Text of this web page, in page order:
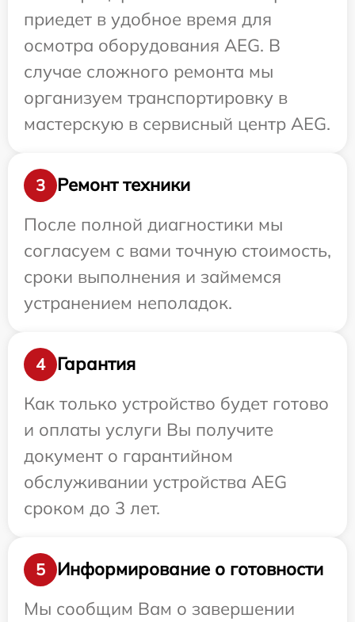
приедет в удобное время для
осмотра оборудования AEG. В
случае сложного ремонта мы
организуем транспортировку в
мастерскую в сервисный центр AEG.
3
Ремонт техники
После полной диагностики мы
согласуем с вами точную стоимость,
сроки выполнения и займемся
устранением неполадок.
4
Гарантия
Как только устройство будет готово
и оплаты услуги Вы получите
документ о гарантийном
обслуживании устройства AEG
сроком до 3 лет.
5
Информирование о готовности
Мы сообщим Вам о завершении